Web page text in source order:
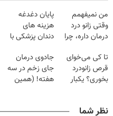
من نمیفهمم
وقتی زانو درد
درمان داره، چرا
تحمل میکنی؟❗
پایان دغدغه
هزینه های
دندان پزشکی با
خانگی
Image failed to
تا کی می‌خوای
قرص زانودرد
بخوری؟ یکبار
Image failed to
جادوی درمان
جای زخم در سه
هفته! (همین
نظر شما